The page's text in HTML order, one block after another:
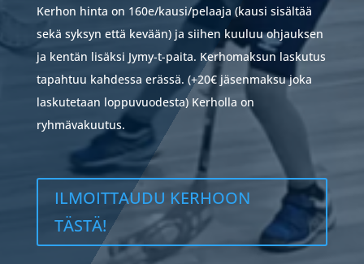
Kerhon hinta on 160e/kausi/pelaaja (kausi sisältää
sekä syksyn että kevään) ja siihen kuuluu ohjauksen
ja kentän lisäksi Jymy-t-paita. Kerhomaksun laskutus
tapahtuu kahdessa erässä. (+20€ jäsenmaksu joka
laskutetaan loppuvuodesta) Kerholla on
ryhmävakuutus.
ILMOITTAUDU KERHOON
TÄSTÄ!